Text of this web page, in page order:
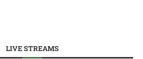
LIVE STREAMS